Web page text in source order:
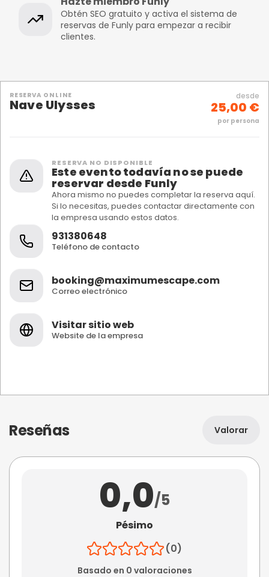
Obtén SEO gratuito y activa el sistema de
reservas de Funly para empezar a recibir
clientes.
RESERVA ONLINE
Nave Ulysses
desde
25,00 €
por persona
RESERVA NO DISPONIBLE
Este evento todavía no se puede
reservar desde Funly
Ahora mismo no puedes completar la reserva aquí.
Si lo necesitas, puedes contactar directamente con
la empresa usando estos datos.
931380648
Teléfono de contacto
booking@maximumescape.com
Correo electrónico
Visitar sitio web
Website de la empresa
Reseñas Valorar
0,0/5
Pésimo
(0)
Basado en 0 valoraciones